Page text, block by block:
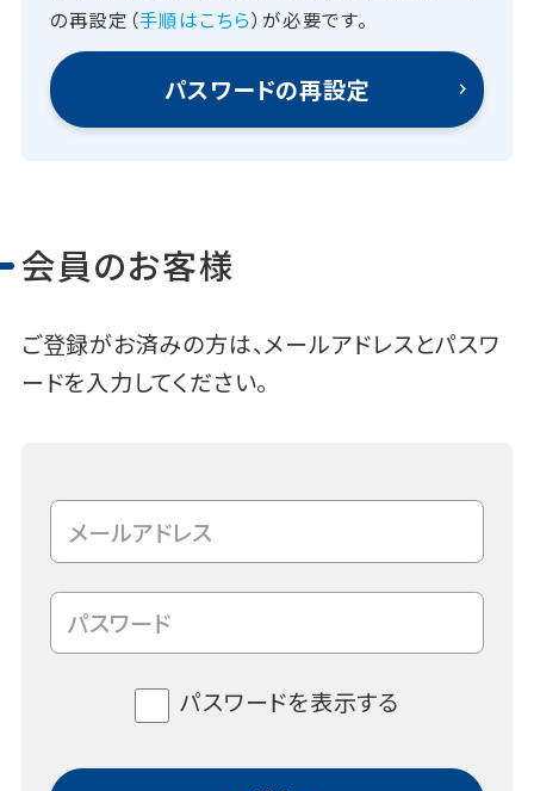
の再設定（手順はこちら）が必要です。
パスワードの再設定
会員のお客様
ご登録がお済みの方は、メールアドレスとパスワ
ードを入力してください。
パスワードを表示する